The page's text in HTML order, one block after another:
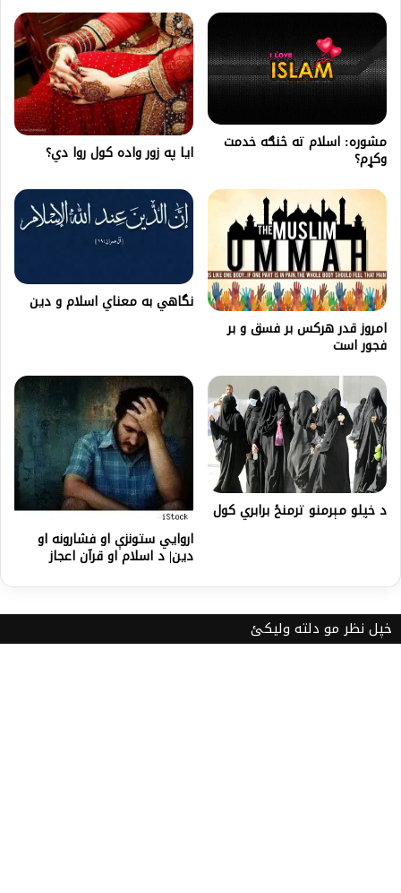
مشوره: اسلام ته څنګه خدمت
وکړم؟ ایا په زور واده کول روا دي؟
امروز قدر هرکس بر فسق و بر
فجور است
نگاهي به معناي اسلام و دين
د خپلو مېرمنو ترمنځ برابري کول
اروايي ستونزې او فشارونه او
دین| د اسلام او قرآن اعجاز
خپل نظر مو دلته ولیکئ